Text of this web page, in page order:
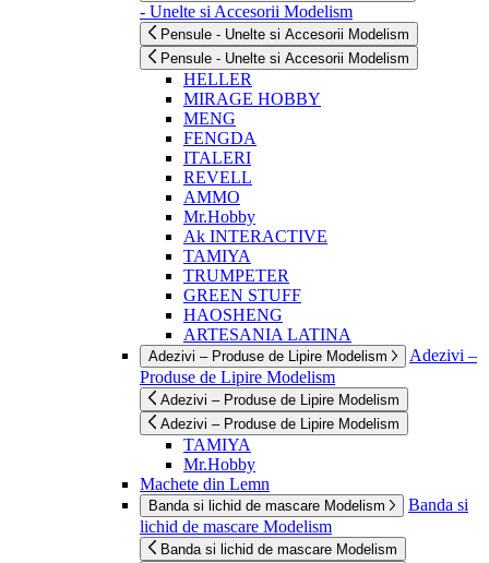
- Unelte si Accesorii Modelism
Pensule - Unelte si Accesorii Modelism
Pensule - Unelte si Accesorii Modelism
HELLER
MIRAGE HOBBY
MENG
FENGDA
ITALERI
REVELL
AMMO
Mr.Hobby
Ak INTERACTIVE
TAMIYA
TRUMPETER
GREEN STUFF
HAOSHENG
ARTESANIA LATINA
Adezivi – Produse de Lipire Modelism
Adezivi –
Produse de Lipire Modelism
Adezivi – Produse de Lipire Modelism
Adezivi – Produse de Lipire Modelism
TAMIYA
Mr.Hobby
Machete din Lemn
Banda si lichid de mascare Modelism
Banda si
lichid de mascare Modelism
Banda si lichid de mascare Modelism